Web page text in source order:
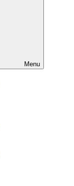
Menu